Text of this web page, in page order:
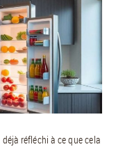
réfléchi à ce que cela